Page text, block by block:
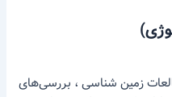
زمین شناسی ، بررسی‌های